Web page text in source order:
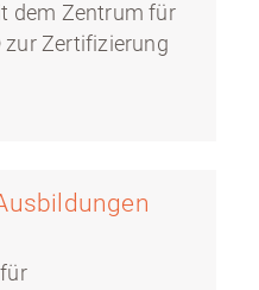
dem Zentrum für
Zertifizierung